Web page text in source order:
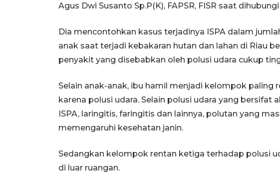
Agus Dwi Susanto Sp.P(K), FAPSR, FISR saat
Dia mencontohkan kasus terjadinya ISPA dalam
anak saat terjadi kebakaran hutan dan lahan di Riau
penyakit yang disebabkan oleh polusi udara cukup
Selain anak-anak, ibu hamil menjadi kelompok paling
karena polusi udara. Selain polusi udara yang bersifat
ISPA, laringitis, faringitis dan lainnya, polutan yang
memengaruhi kesehatan janin.
Sedangkan kelompok rentan ketiga terhadap polusi
di luar ruangan.